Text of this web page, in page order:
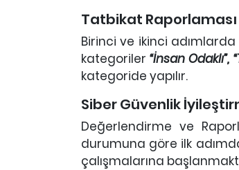
Tatbikat Raporlaması
Birinci ve ikinci
kategoriler“İnsan
kategoride yapılır.
Siber Güvenlik
Değerlendirme ve
durumuna göre ilk
çalışmalarına